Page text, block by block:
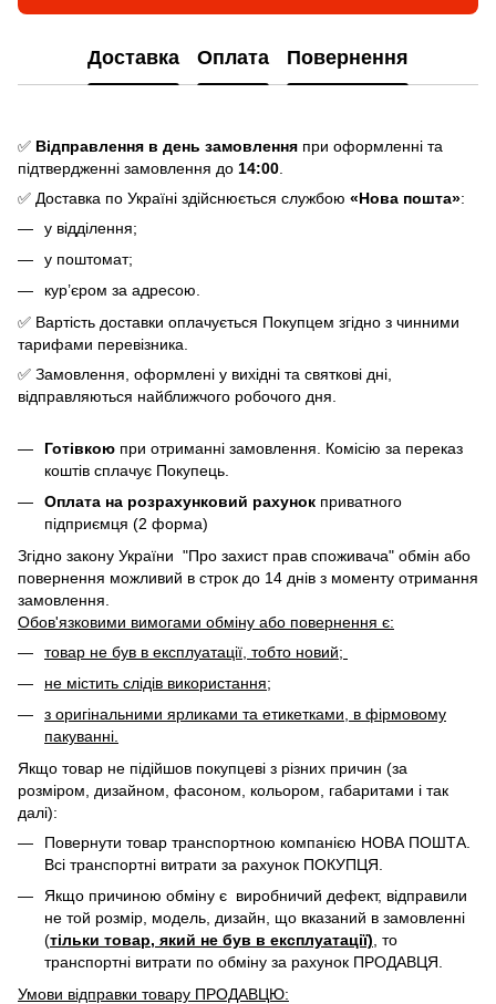
Доставка Оплата Повернення
✅ Відправлення в день замовлення при оформленні та
підтвердженні замовлення до 14:00
✅ Доставка по Україні здійснюється службою «Нова пошта»:
у відділення;
у поштомат;
кур’єром за адресою.
✅ Вартість доставки оплачується Покупцем згідно з чинними
тарифами перевізника.
✅ Замовлення, оформлені у вихідні та святкові дні,
відправляються найближчого робочого дня.
Готівкою при отриманні замовлення. Комісію за переказ
коштів сплачує Покупець.
Оплата на розрахунковий рахунок приватного
підприємця (2 форма)
Згідно закону України "Про захист прав споживача" обмін або
повернення можливий в строк до 14 днів з моменту отримання
замовлення.
Обов'язковими вимогами обміну або повернення є:
товар не був в експлуатації, тобто новий;
не містить слідів використання;
з оригінальними ярликами та етикетками, в фірмовому
пакуванні.
Якщо товар не підійшов покупцеві з різних причин (за
розміром, дизайном, фасоном, кольором, габаритами і так
далі):
Повернути товар транспортною компанією НОВА ПОШТА.
Всі транспортні витрати за рахунок ПОКУПЦЯ.
Якщо причиною обміну є виробничий дефект, відправили
не той розмір, модель, дизайн, що вказаний в замовленні
(тільки товар, який не був в експлуатації) , то
транспортні витрати по обміну за рахунок ПРОДАВЦЯ. ​
Умови відправки товару ПРОДАВЦЮ: